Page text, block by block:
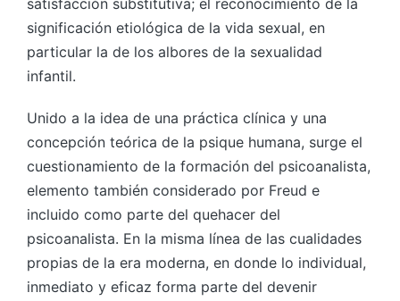
satisfacción substitutiva; el reconocimiento de la
significación etiológica de la vida sexual, en
particular la de los albores de la sexualidad
infantil.
Unido a la idea de una práctica clínica y una
concepción teórica de la psique humana, surge el
cuestionamiento de la formación del psicoanalista,
elemento también considerado por Freud e
incluido como parte del quehacer del
psicoanalista. En la misma línea de las cualidades
propias de la era moderna, en donde lo individual,
inmediato y eficaz forma parte del devenir